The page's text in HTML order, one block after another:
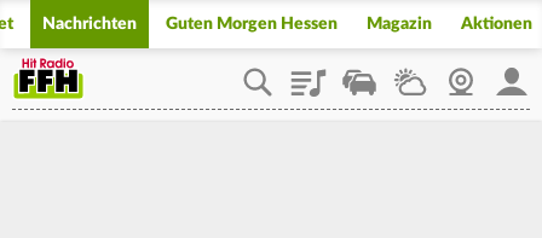
Nachrichten Guten Morgen Hessen Magazin Aktionen
PlaylistStaupilotWetterWebcam